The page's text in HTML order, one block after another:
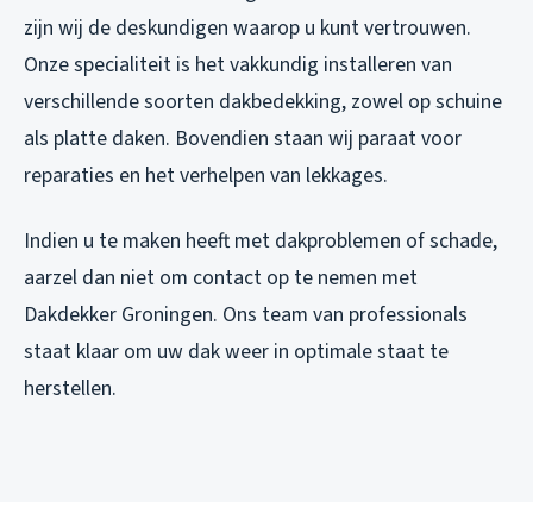
zijn wij de deskundigen waarop u kunt vertrouwen.
Onze specialiteit is het vakkundig installeren van
verschillende soorten dakbedekking, zowel op schuine
als platte daken. Bovendien staan wij paraat voor
reparaties en het verhelpen van lekkages.
Indien u te maken heeft met dakproblemen of schade,
aarzel dan niet om contact op te nemen met
Dakdekker Groningen. Ons team van professionals
staat klaar om uw dak weer in optimale staat te
herstellen.